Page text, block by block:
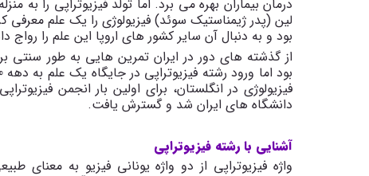
لین (پدر ژیمناستیک سوئد) فیزیولوژی را یک علم
بود و به دنبال آن سایر کشور های اروپا این علم را
از گذشته های دور در ایران تمرین هایی به طور
فیزیولوژی در انگلستان، برای اولین بار انجمن
دانشگاه های ایران شد و گسترش یافت.
آشنایی با رشته فیزیوتراپی
واژه فیزیوتراپی از دو واژه یونانی فیزیو به